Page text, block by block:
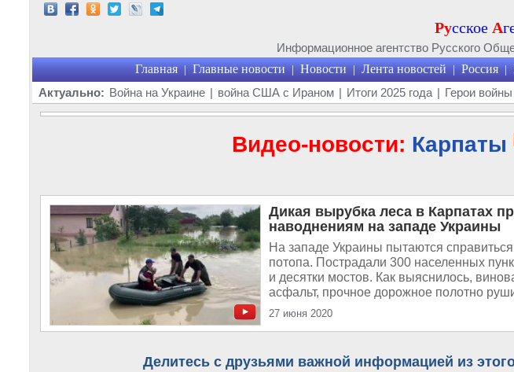
Русское А
Информационное агентство Русского
Главная | Главные новости | Новости | Лента новостей | Россия |
Актуально: Война на Украине | война США с Ираном | Итоги 2025 года | Герои
Видео-новости: Карпаты
Дикая вырубка леса в Карпатах
наводнениям на западе Украины
На западе Украины пытаются
потопа. Пострадали 300 населенных
и десятки мостов. Как выяснилось,
асфальт, прочное дорожное полотно
27 июня 2020
Делитесь с друзьями важной информацией из